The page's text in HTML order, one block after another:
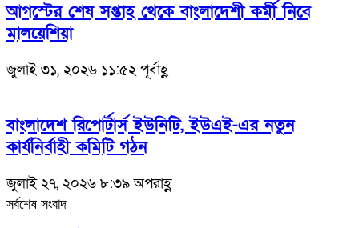
আগস্টের শেষ সপ্তাহ থেকে বাংলাদেশী কর্মী নিবে
মালয়েশিয়া
জুলাই ৩১, ২০২৬ ১১:৫২ পূর্বাহ্ণ
বাংলাদেশ রিপোর্টার্স ইউনিটি, ইউএই-এর নতুন
কার্যনির্বাহী কমিটি গঠন
জুলাই ২৭, ২০২৬ ৮:৩৯ অপরাহ্ণ
সর্বশেষ সংবাদ